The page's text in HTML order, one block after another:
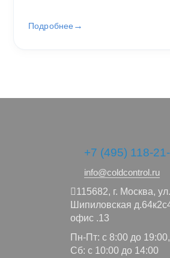
Подробнее
+7 (495) 118-
info@coldcontrol.ru
115682, г. Москва, ул.
Шипиловская
офис .13
Пн-Пт: с 8:00 до 19:00,
Сб: с 10:00 до 14:00